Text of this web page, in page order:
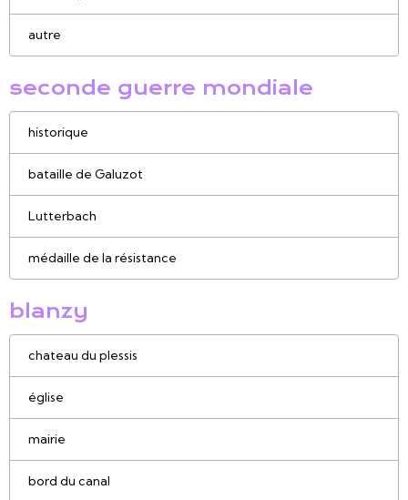
autre
seconde guerre mondiale
historique
bataille de Galuzot
Lutterbach
médaille de la résistance
blanzy
chateau du plessis
église
mairie
bord du canal